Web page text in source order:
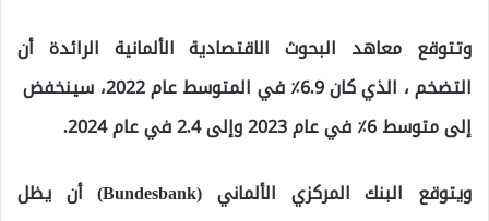
وتتوقع معاهد البحوث الاقتصادية الألمانية الرائدة أن
التضخم ، الذي كان 6.9٪ في المتوسط ​​عام 2022، سينخفض ​​
إلى متوسط ​​6٪ في عام 2023 وإلى 2.4 في عام 2024.
ويتوقع البنك المركزي الألماني (Bundesbank) أن يظل